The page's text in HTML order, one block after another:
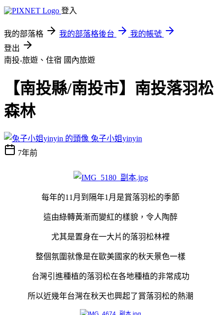
登入
我的部落格 我的部落格後台
我的帳號
登出
南投-旅遊、住宿 國內旅遊
【南投縣/南投市】南投落羽松
森林
兔子小姐yinyin
7年前
每年的11月到隔年1月是賞落羽松的季節
這由綠轉黃漸而變紅的樣貌，令人陶醉
尤其是置身在一大片的落羽松林裡
整個氛圍就像是在歐美國家的秋天㬌色一樣
台灣引進種植的落羽松在各地種植的非常成功
所以近幾年台灣在秋天也興起了賞落羽松的熱潮